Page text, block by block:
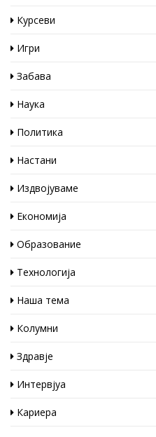
Курсеви
Игри
Забава
Наука
Политика
Настани
Издвојуваме
Економија
Образование
Технологија
Наша тема
Колумни
Здравје
Интервјуа
Кариера